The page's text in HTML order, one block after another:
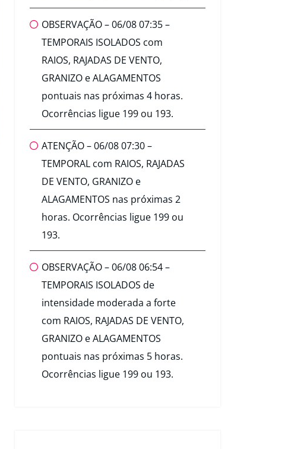
OBSERVAÇÃO – 06/08 07:35 –
TEMPORAIS ISOLADOS com
RAIOS, RAJADAS DE VENTO,
GRANIZO e ALAGAMENTOS
pontuais nas próximas 4 horas.
Ocorrências ligue 199 ou 193.
ATENÇÃO – 06/08 07:30 –
TEMPORAL com RAIOS, RAJADAS
DE VENTO, GRANIZO e
ALAGAMENTOS nas próximas 2
horas. Ocorrências ligue 199 ou
193.
OBSERVAÇÃO – 06/08 06:54 –
TEMPORAIS ISOLADOS de
intensidade moderada a forte
com RAIOS, RAJADAS DE VENTO,
GRANIZO e ALAGAMENTOS
pontuais nas próximas 5 horas.
Ocorrências ligue 199 ou 193.